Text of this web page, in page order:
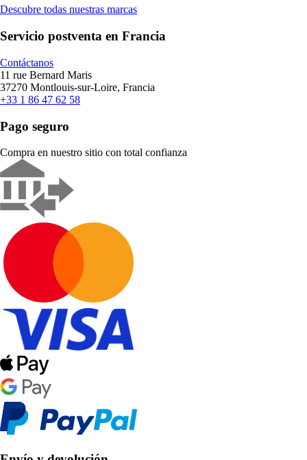
Descubre todas nuestras marcas
Servicio postventa en Francia
Contáctanos
11 rue Bernard Maris
37270 Montlouis-sur-Loire, Francia
+33 1 86 47 62 58
Pago seguro
Compra en nuestro sitio con total confianza